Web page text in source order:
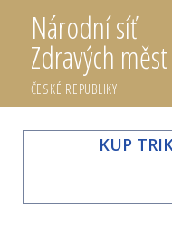
Národní síť
Zdravých měst
ČESKÉ REPUBLIKY
KUP